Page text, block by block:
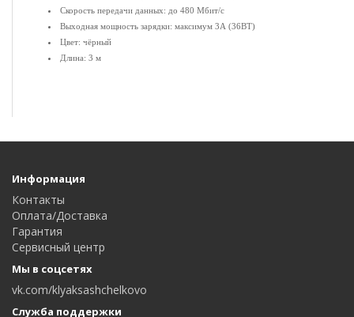
Скорость передачи данных: до 480 Мбит/с
Выходная мощность зарядки: максимум 3А (36ВТ)
Цвет: чёрный
Длина: 3 м
Информация
Контакты
Оплата/Доставка
Гарантия
Сервисный центр
Мы в соцсетях
vk.com/klyaksashchelkovo
Служба поддержки